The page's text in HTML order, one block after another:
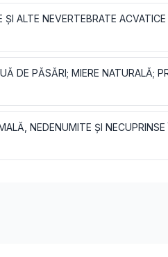
ALTE NEVERTEBRATE ACVATICE
NEDENUMITE ȘI